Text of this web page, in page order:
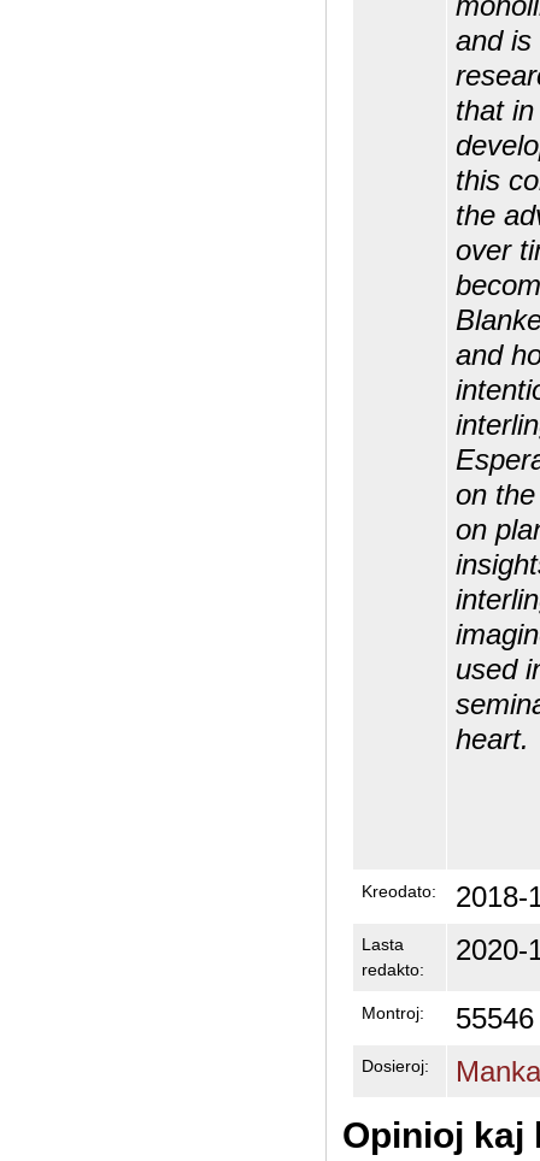
and is
that
this
the
over
and
on
on
used
heart.
Kreodato: 2018-
Lasta
redakto:
2020-
Montroj: 55546
Dosieroj:
Opinioj kaj